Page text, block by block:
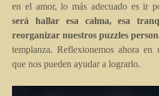
en el amor, lo más adecuado es ir
será hallar esa calma, esa
reorganizar nuestros puzzles
templanza. Reflexionemos ahora en
que nos pueden ayudar a lograrlo.